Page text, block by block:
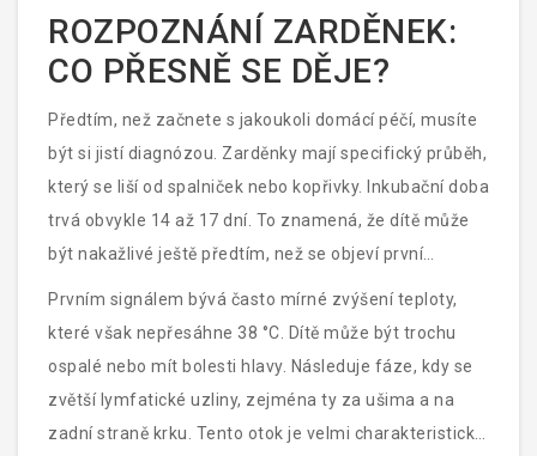
těhotných ženách. Proto je důležité okamžitě oddělit
nemocného od ostatních, zejména od budoucích
maminek.
ROZPOZNÁNÍ ZARDĚNEK:
CO PŘESNĚ SE DĚJE?
Předtím, než začnete s jakoukoli domácí péčí, musíte
být si jistí diagnózou. Zarděnky mají specifický průběh,
který se liší od spalniček nebo kopřivky. Inkubační doba
trvá obvykle 14 až 17 dní. To znamená, že dítě může
být nakažlivé ještě předtím, než se objeví první
červená skvrna.
Prvním signálem bývá často mírné zvýšení teploty,
které však nepřesáhne 38 °C. Dítě může být trochu
ospalé nebo mít bolesti hlavy. Následuje fáze, kdy se
zvětší lymfatické uzliny, zejména ty za ušima a na
zadní straně krku. Tento otok je velmi charakteristický